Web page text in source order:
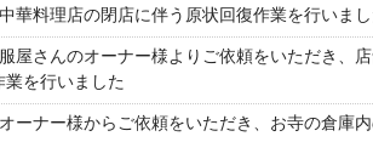
華料理店の閉店に伴う原状回復作業を行いまし
屋さんのオーナー様よりご依頼をいただき、
を行いました
ーナー様からご依頼をいただき、お寺の倉庫